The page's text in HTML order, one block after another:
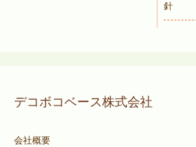
針
デコボコベース株式会社
会社概要